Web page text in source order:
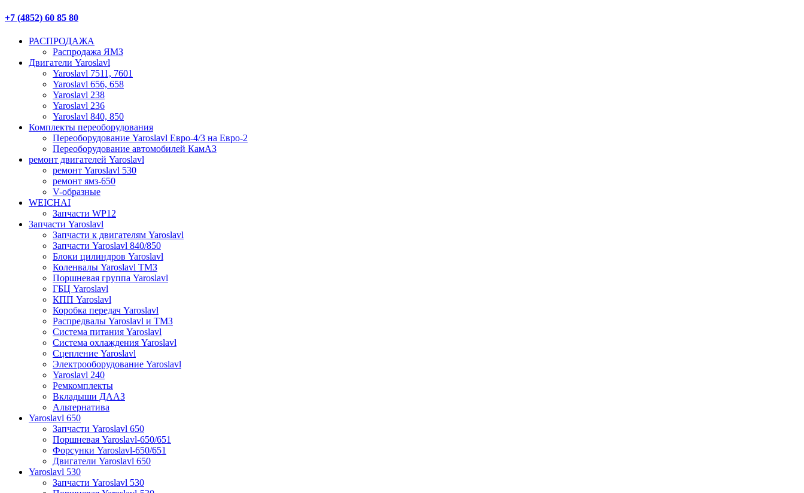
+7 (4852) 60 85 80
РАСПРОДАЖА
Распродажа ЯМЗ
Двигатели Yaroslavl
Yaroslavl 7511, 7601
Yaroslavl 656, 658
Yaroslavl 238
Yaroslavl 236
Yaroslavl 840, 850
Комплекты переоборудования
Переоборудование Yaroslavl Евро-4/3 на Евро-2
Переоборудование автомобилей КамАЗ
ремонт двигателей Yaroslavl
ремонт Yaroslavl 530
ремонт ямз-650
V-образные
WEICHAI
Запчасти WP12
Запчасти Yaroslavl
Запчасти к двигателям Yaroslavl
Запчасти Yaroslavl 840/850
Блоки цилиндров Yaroslavl
Коленвалы Yaroslavl ТМЗ
Поршневая группа Yaroslavl
ГБЦ Yaroslavl
КПП Yaroslavl
Коробка передач Yaroslavl
Распредвалы Yaroslavl и ТМЗ
Система питания Yaroslavl
Система охлаждения Yaroslavl
Сцепление Yaroslavl
Электрооборудование Yaroslavl
Yaroslavl 240
Ремкомплекты
Вкладыши ДААЗ
Альтернатива
Yaroslavl 650
Запчасти Yaroslavl 650
Поршневая Yaroslavl-650/651
Форсунки Yaroslavl-650/651
Двигатели Yaroslavl 650
Yaroslavl 530
Запчасти Yaroslavl 530